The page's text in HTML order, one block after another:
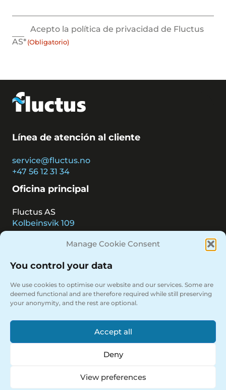
Manage Cookie Consent
You control your data
We use cookies to optimise our website and our services. Some are
deemed functional and are therefore required while still preserving
your anonymity, and the rest are optional.
Accept all
Deny
View preferences
Consent(Obligatorio)
Acepto la política de privacidad de Fluctus
AS*(Obligatorio)
Línea de atención al cliente
service@fluctus.no
+47 56 12 31 34
Oficina principal
Fluctus AS
Kolbeinsvik 109
5394 KOLBEINSVIK
Contacto
Encuentra una sucursal en Noruega
Contácta a uno de nuestros empleados